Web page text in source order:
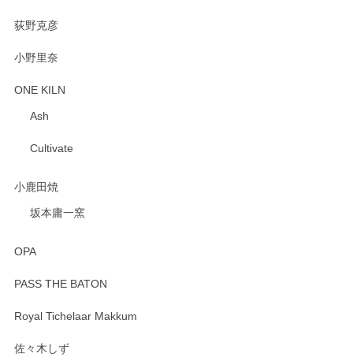
荻野克彦
小野里奈
ONE KILN
Ash
Cultivate
小鹿田焼
坂本庸一窯
OPA
PASS THE BATON
Royal Tichelaar Makkum
佐々木しず